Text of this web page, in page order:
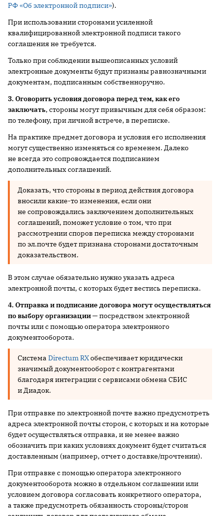
РФ «Об электронной подписи»).
При использовании сторонами усиленной
квалифицированной электронной подписи такого
соглашения не требуется.
Только при соблюдении вышеописанных условий
электронные документы будут признаны равнозначными
документам, подписанным собственноручно.
3. Оговорить условия договора перед тем, как его
заключать, стороны могут привычным для себя образом:
по телефону, при личной встрече, в переписке.
На практике предмет договора и условия его исполнения
могут существенно изменяться со временем. Далеко
не всегда это сопровождается подписанием
дополнительных соглашений.
Доказать, что стороны в период действия договора
вносили какие-то изменения, если они
не сопровождались заключением дополнительных
соглашений, поможет условие о том, что при
рассмотрении споров переписка между сторонами
по эл.почте будет признана сторонами достаточным
доказательством.
В этом случае обязательно нужно указать адреса
электронной почты, с которых будет вестись переписка.
4. Отправка и подписание договора могут осуществляться
по выбору организации— посредством электронной
почты или с помощью оператора электронного
документооборота.
Система Directum RXобеспечивает юридически
значимый документооборот с контрагентами
благодаря интеграции с сервисами обмена СБИС
и Диадок.
При отправке по электронной почте важно предусмотреть
адреса электронной почты сторон, с которых и на которые
будет осуществляться отправка, и не менее важно
обозначить при каких условиях документ будет считаться
доставленным (например, отчет о доставке/прочтении).
При отправке с помощью оператора электронного
документооборота можно в отдельном соглашении или
условием договора согласовать конкретного оператора,
а также предусмотреть обязанность стороны/сторон